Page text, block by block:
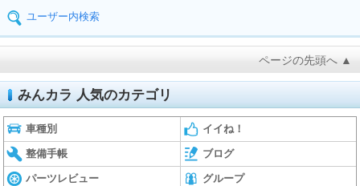
ユーザー内検索
ページの先頭へ ▲
みんカラ 人気のカテゴリ
車種別 イイね！
整備手帳 ブログ
パーツレビュー グループ